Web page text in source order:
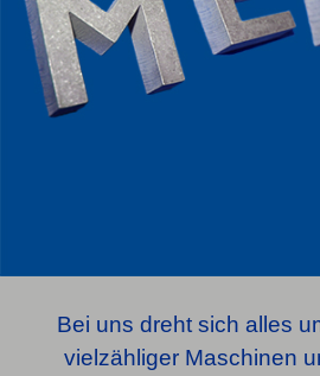
Bei uns dreht sich alles
vielzähliger Maschinen